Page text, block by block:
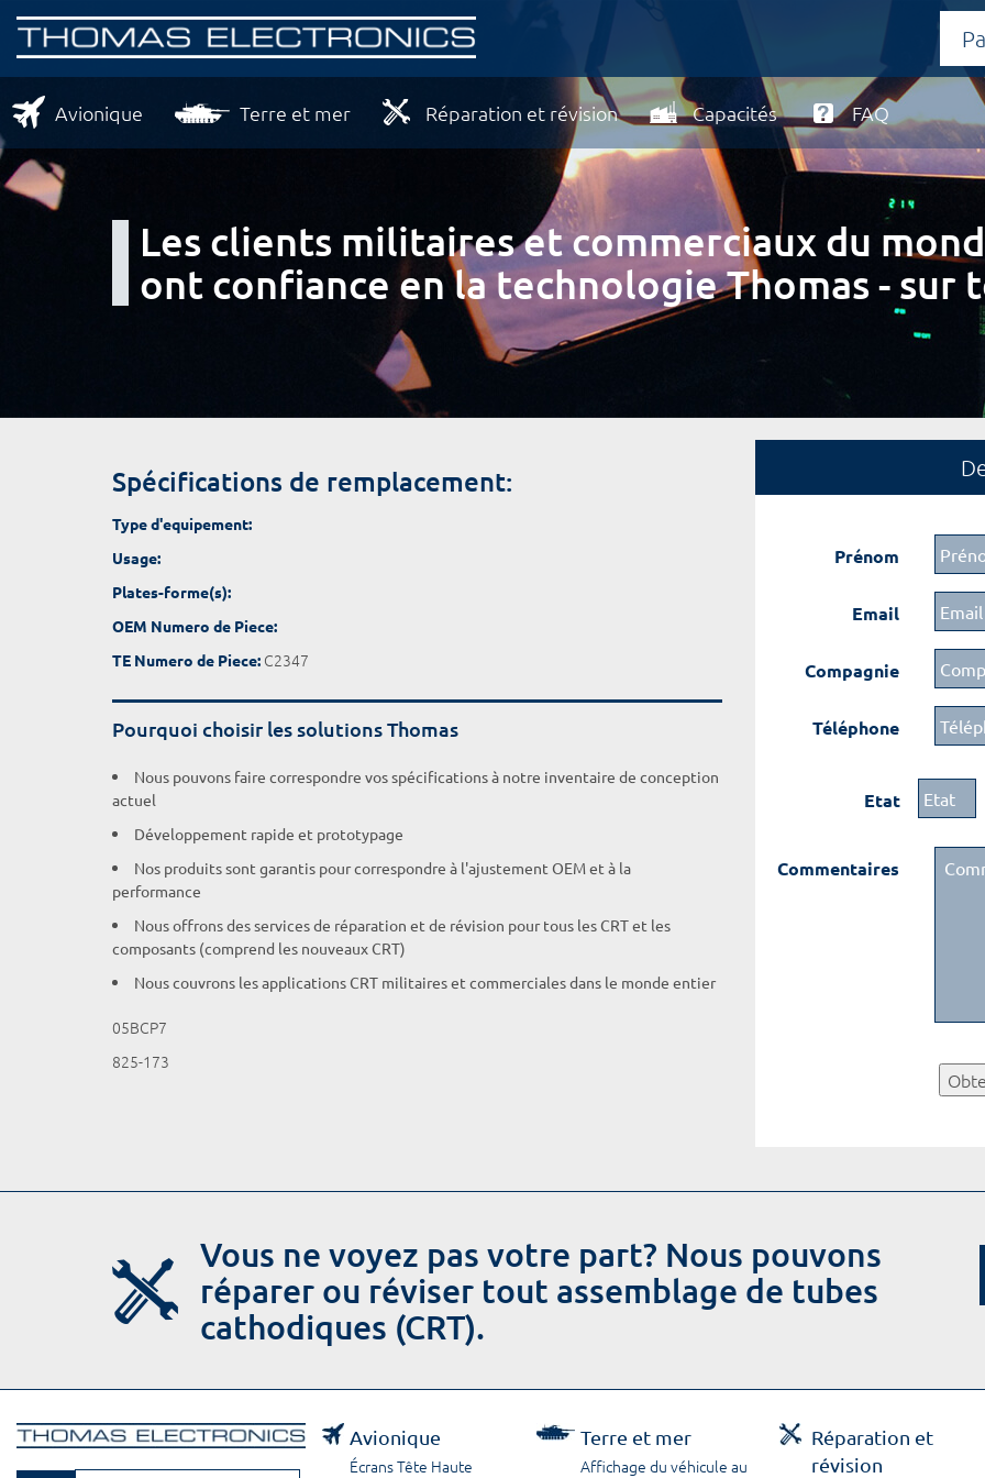
Avionique Terre et mer Réparation et révision Capacités FAQ
Les clients militaires et commerciaux du
ont confiance en la technologie Thomas - sur
Spécifications de remplacement:
Type d'equipement:
Usage:
Plates-forme(s):
OEM Numero de Piece:
TE Numero de Piece: C2347
Pourquoi choisir les solutions Thomas
Nous pouvons faire correspondre vos spécifications à notre inventaire de conception
actuel
Développement rapide et prototypage
Nos produits sont garantis pour correspondre à l'ajustement OEM et à la
performance
Nous offrons des services de réparation et de révision pour tous les CRT et les
composants (comprend les nouveaux CRT)
Nous couvrons les applications CRT militaires et commerciales dans le monde entier
05BCP7
825-173
Prénom
Email
Compagnie
Téléphone
Etat
Commentaires
Vous ne voyez pas votre part? Nous pouvons
réparer ou réviser tout assemblage de tubes
cathodiques (CRT).
Avionique
Écrans Tête Haute
Terre et mer
Affichage du véhicule au
Réparation et
révision